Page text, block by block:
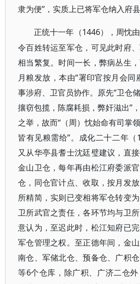
隶为便”，实质上已将军仓纳入府县
正统十一年（1446），周忱
令百姓转运至军仓，可见此时府
相当繁复。时间一长，弊病丛生
月粮发放，本由“署印官按月会同
事涉府、卫官员协作。原先“卫仓
攘窃包揽，陈腐耗损，弊奸滋出”
之举，故而“（周）忱始命有司掌
皆有见粮需给”。成化二十二年
又从华亭县耆士沈廷璧建议，直
金山卫仓，每年再由松江府委派
仓，同仓官计点、收取，按月发
所精简，实则已变相将军仓转变
卫所武官之责任，各环节均与卫
意认为，至迟此时，松江知府已完
军仓管理之权。至正德年间，金
南仓、军储北仓、预备仓、广积
等6个仓库，除广积、广济二仓外